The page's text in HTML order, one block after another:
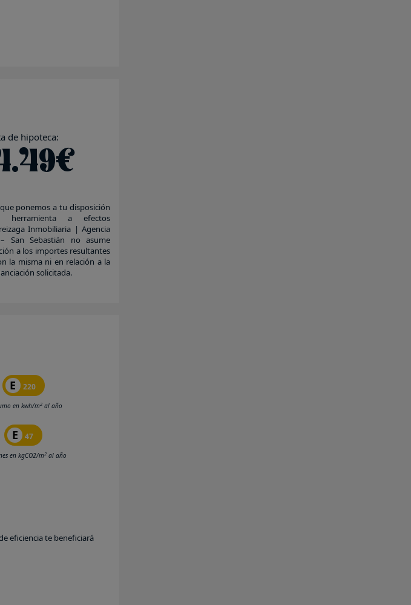
de hipoteca:
ponemos a tu disposición
herramienta a efectos
Inmobiliaria | Agencia
San Sebastián no asume
a los importes resultantes
la misma ni en relación a la
solicitada.
E 220
en kwh/m 2al año
E 47
en kgCO2/m 2al año
eficiencia te beneficiará